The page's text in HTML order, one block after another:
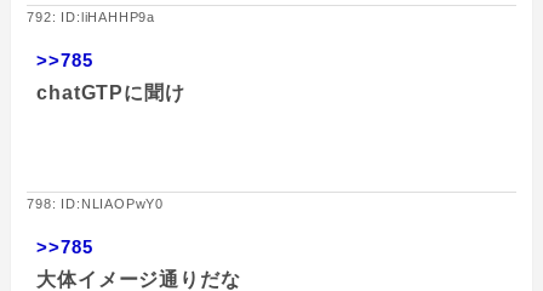
792: ID:liHAHHP9a
>>785
chatGTPに聞け
798: ID:NLIAOPwY0
>>785
大体イメージ通りだな